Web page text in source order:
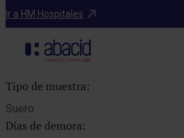
Ir a HM Hospitales
Catálogo de pruebas
AC. IGM ANTI
Tipo de muestra:
Suero
Días de demora: